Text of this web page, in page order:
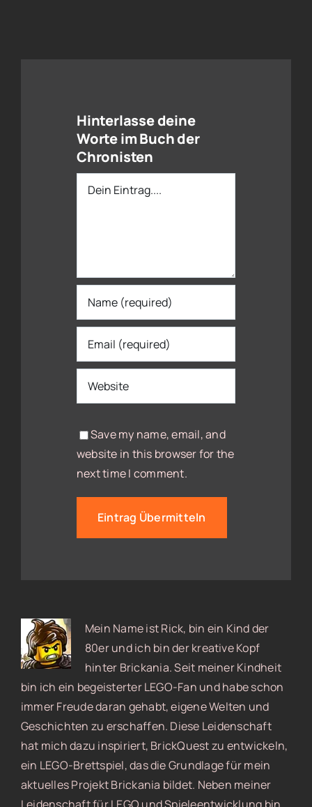
Hinterlasse deine
Worte im Buch der
Chronisten
Dein
Save my name, email, and
website in this browser for the
next time I comment.
Mein Name ist Rick, bin ein Kind der
80er und ich bin der kreative Kopf
hinter Brickania. Seit meiner Kindheit
bin ich ein begeisterter LEGO-Fan und habe schon
immer Freude daran gehabt, eigene Welten und
Geschichten zu erschaffen. Diese Leidenschaft
hat mich dazu inspiriert, BrickQuest zu entwickeln,
ein LEGO-Brettspiel, das die Grundlage für mein
aktuelles Projekt Brickania bildet. Neben meiner
Leidenschaft für LEGO und Spieleentwicklung bin